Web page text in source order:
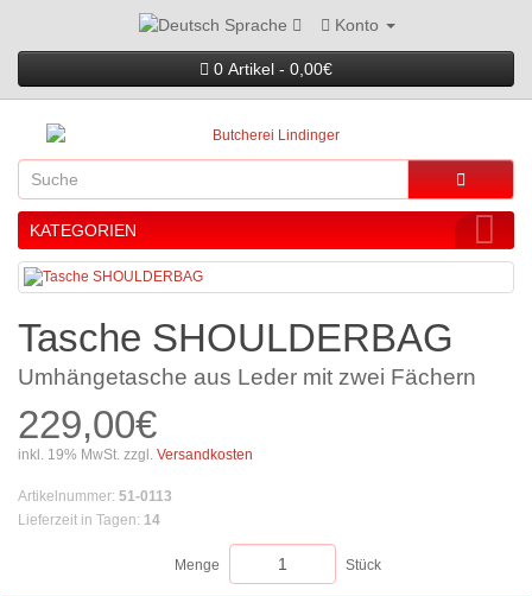
Sprache Konto
0 Artikel - 0,00€
KATEGORIEN
Tasche SHOULDERBAG
Umhängetasche aus Leder mit zwei Fächern
229,00€
inkl. 19% MwSt. zzgl. Versandkosten
Artikelnummer: 51-0113
Lieferzeit in Tagen: 14
Menge Stück